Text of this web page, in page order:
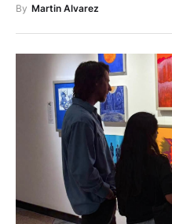
By Martin Alvarez